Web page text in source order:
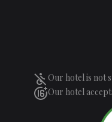
Our hotel is not
Our hotel